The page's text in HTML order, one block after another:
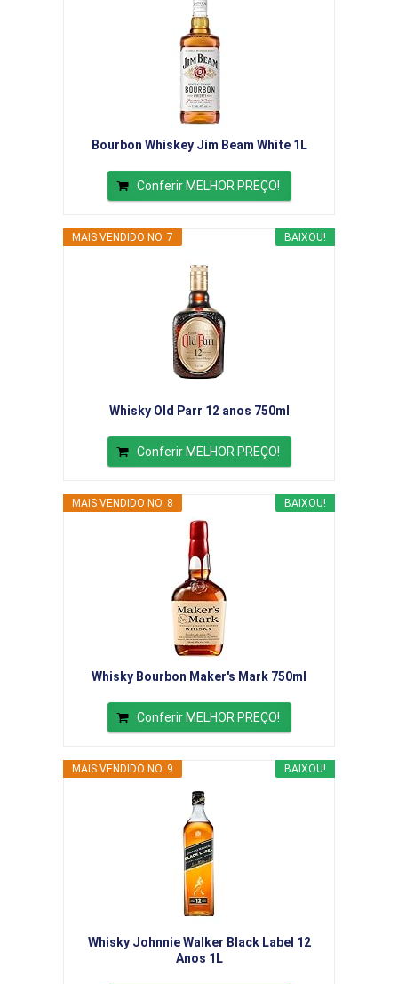
Bourbon Whiskey Jim Beam White 1L
Conferir MELHOR PREÇO!
BAIXOU!
MAIS VENDIDO NO. 7
Whisky Old Parr 12 anos 750ml
Conferir MELHOR PREÇO!
BAIXOU!
MAIS VENDIDO NO. 8
Whisky Bourbon Maker's Mark 750ml
Conferir MELHOR PREÇO!
BAIXOU!
MAIS VENDIDO NO. 9
Whisky Johnnie Walker Black Label 12
Anos 1L